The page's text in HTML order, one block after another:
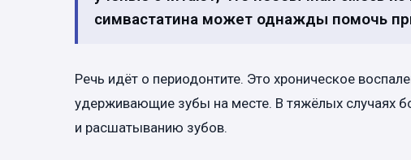
симвастатина может однажды помочь
Речь идёт о периодонтите. Это хроническое
удерживающие зубы на месте. В тяжёлых случаях
и расшатыванию зубов.